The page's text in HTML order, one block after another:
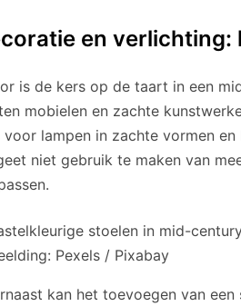
en verlichting:
is de kers op de taart in een
mobielen en zachte
voor lampen in zachte vormen
niet gebruik te maken van
Pexels / Pixabay
kan het toevoegen van